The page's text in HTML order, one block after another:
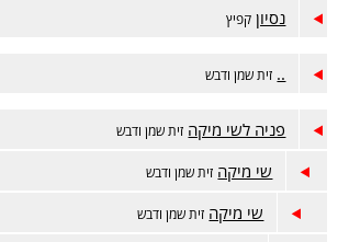
נסיון קפיץ
.. זית שמן ודבש
פניה לשי מיקה זית שמן ודבש
שי מיקה זית שמן ודבש
שי מיקה זית שמן ודבש